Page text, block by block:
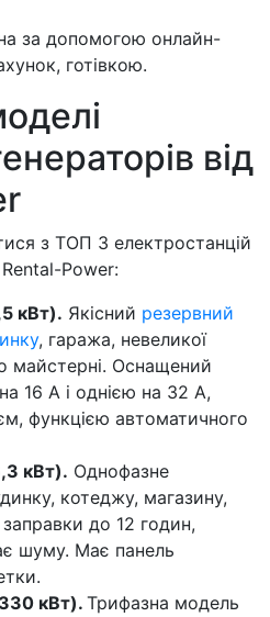
за допомогою онлайн-
готівкою.
від
з ТОП 3 електростанцій
Rental-Power:
кВт). Якісний резервний
, гаража, невеликої
майстерні. Оснащений
16 А і однією на 32 А,
функцією автоматичного
кВт). Однофазне
котеджу, магазину,
до 12 годин,
шуму. Має панель
кВт).Трифазна модель